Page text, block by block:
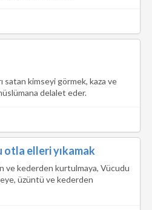
satan kimseyi görmek, kaza ve
delalet eder.
otla elleri yıkamak
ve kederden kurtulmaya, Vücudu
üzüntü ve kederden